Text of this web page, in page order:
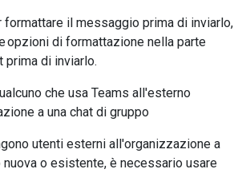
formattare il messaggio prima di inviarlo,
opzioni di formattazione nella parte
prima di inviarlo.
che usa Teams all'esterno
a una chat di gruppo
utenti esterni all'organizzazione a
nuova o esistente, è necessario usare